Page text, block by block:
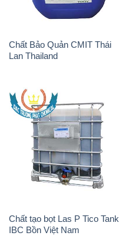
Chất Bảo Quản CMIT Thái
Lan Thailand
Chất tạo bọt Las P Tico Tank
IBC Bồn Việt Nam